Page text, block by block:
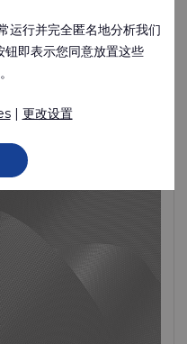
聚酯纤维布
运行并完全匿名地分析我们
钮即表示您同意放置这些
| 更改设置